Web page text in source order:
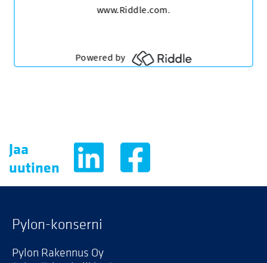
Jaa
uutinen
Pylon-konserni
Pylon Rakennus Oy